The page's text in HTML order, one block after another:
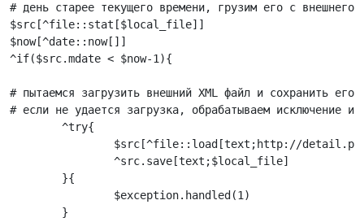
# день старее текущего времени, грузим его с внешнего
$src[^file::stat[$local_file]]
$now[^date::now[]]
^if($src.mdate < $now-1){
# пытаемся загрузить внешний XML файл и сохранить его
# если не удается загрузка, обрабатываем исключение и